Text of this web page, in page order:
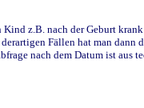
z.B. nach der Geburt
Fällen hat man dann
nach dem Datum ist aus